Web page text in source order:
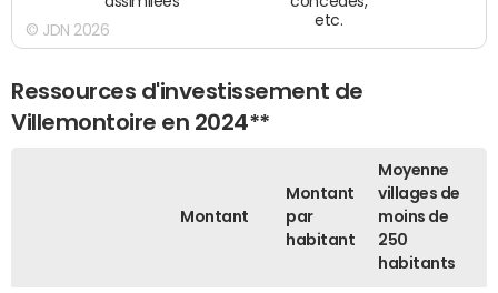
etc.
© JDN 2026
Ressources d'investissement de
Villemontoire en 2024**
Montant
Montant
par
habitant
Moyenne
villages de
moins de
250
habitants